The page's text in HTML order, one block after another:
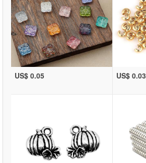
US$ 0.05 US$ 0.03